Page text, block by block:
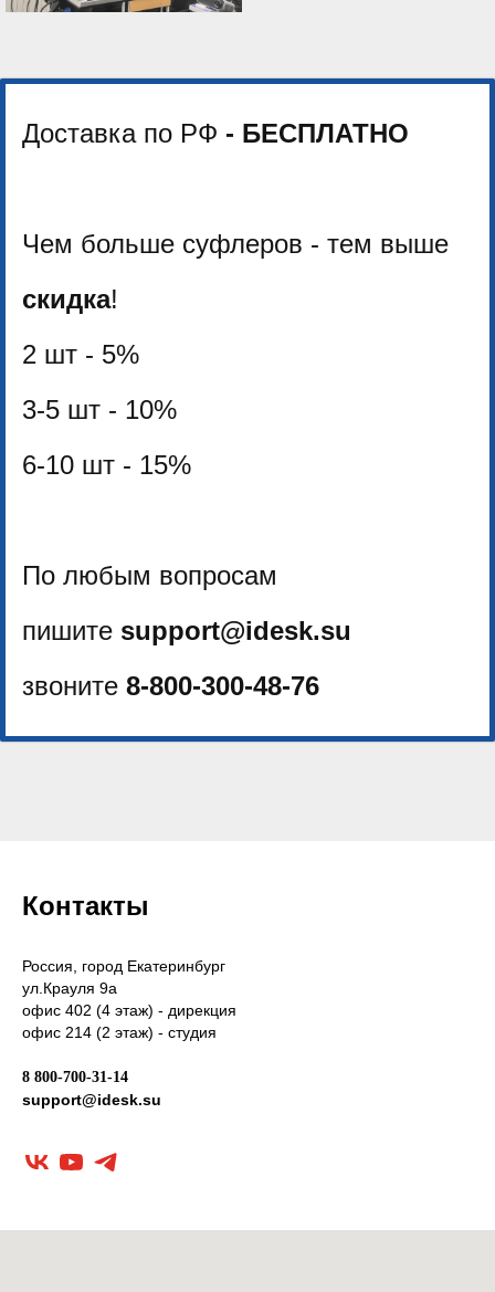
Доставка по РФ - БЕСПЛАТНО
Чем больше суфлеров - тем выше
скидка!
2 шт - 5%
3-5 шт - 10%
6-10 шт - 15%
По любым вопросам
пишите support@idesk.su
звоните 8-800-300-48-76
Контакты
Россия, город Екатеринбург
ул.Крауля 9а
офис 402 (4 этаж) - дирекция
офис 214 (2 этаж) - студия
8 800-700-31-14
support@idesk.su